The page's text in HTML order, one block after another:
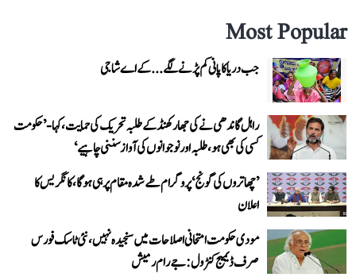
Most Popular
جب دریا کا پانی کم پڑنے لگے...کے اے شاجی
راہل گاندھی نے کی جھارکھنڈ کے طلبہ تحریک کی حمایت، کہا- ’حکومت
کسی کی بھی ہو، طلبہ اور نوجوانوں کی آواز سننی چاہیے‘
’چھاتروں کی گونج‘ پروگرام طے شدہ مقام پر ہی ہوگا، کانگریس کا
اعلان
مودی حکومت امتحانی اصلاحات میں سنجیدہ نہیں، نئی ٹاسک فورس
صرف ڈیمیج کنٹرول: جے رام رمیش